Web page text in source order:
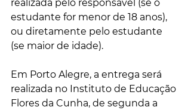
realizada pelo responsável (se o
estudante for menor de 18 anos),
ou diretamente pelo estudante
(se maior de idade).
Em Porto Alegre, a entrega será
realizada no Instituto de Educação
Flores da Cunha, de segunda a